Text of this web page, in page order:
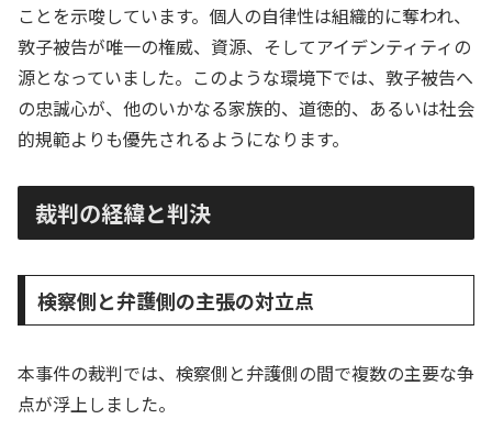
ことを示唆しています。個人の自律性は組織的に奪われ、
敦子被告が唯一の権威、資源、そしてアイデンティティの
源となっていました。このような環境下では、敦子被告へ
の忠誠心が、他のいかなる家族的、道徳的、あるいは社会
的規範よりも優先されるようになります。
裁判の経緯と判決
検察側と弁護側の主張の対立点
本事件の裁判では、検察側と弁護側の間で複数の主要な争
点が浮上しました。